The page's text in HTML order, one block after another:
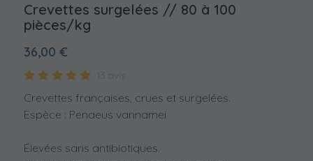
Crevettes surgelées // 80 à 100
pièces/kg
36,00 €
Crevettes françaises, crues et surgelées.
Espèce : Penaeus vannamei
Élevées sans antibiotiques.